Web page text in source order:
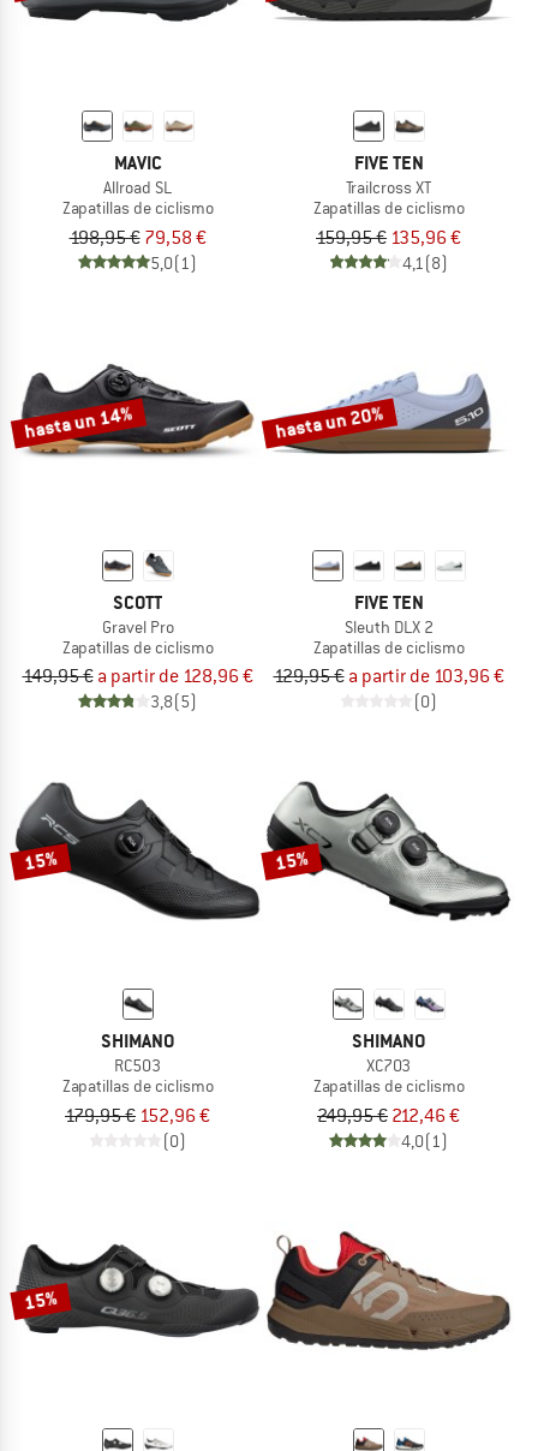
MAVIC
Allroad SL
Zapatillas de ciclismo
198,95 € 79,58 €
5,0(1)
FIVE TEN
Trailcross XT
Zapatillas de ciclismo
159,95 € 135,96 €
4,1 (8)
hasta un 14%
SCOTT
Gravel Pro
Zapatillas de ciclismo
149,95 € a partir de 128,96 €
3,8(5)
hasta un 20%
FIVE TEN
Sleuth DLX 2
Zapatillas de ciclismo
129,95 € a partir de 103,96 €
(0)
15%
SHIMANO
RC503
Zapatillas de ciclismo
179,95 € 152,96 €
(0)
15%
SHIMANO
XC703
Zapatillas de ciclismo
249,95 € 212,46 €
4,0(1)
15%